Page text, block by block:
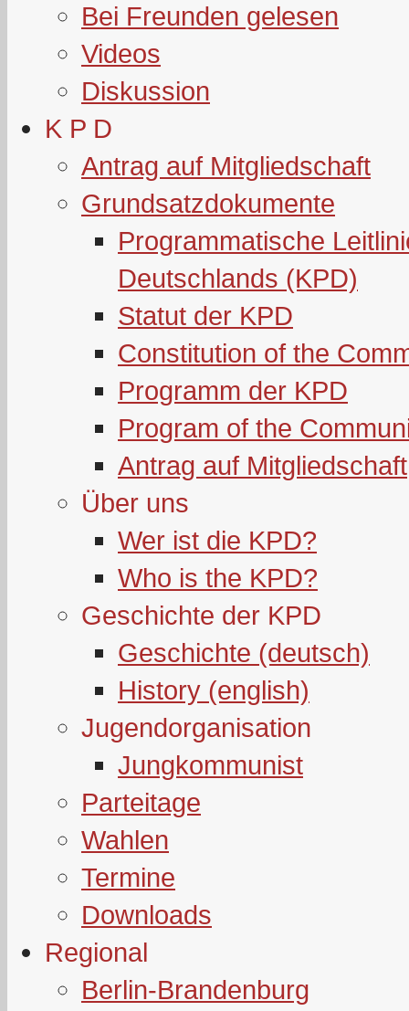
Bei Freunden gelesen
Videos
Diskussion
K P D
Antrag auf Mitgliedschaft
Grundsatzdokumente
Programmatische
Deutschlands (KPD)
Statut der KPD
Constitution of the
Programm der KPD
Program of the
Antrag auf Mitgliedschaft
Über uns
Wer ist die KPD?
Who is the KPD?
Geschichte der KPD
Geschichte (deutsch)
History (english)
Jugendorganisation
Jungkommunist
Parteitage
Wahlen
Termine
Downloads
Regional
Berlin-Brandenburg